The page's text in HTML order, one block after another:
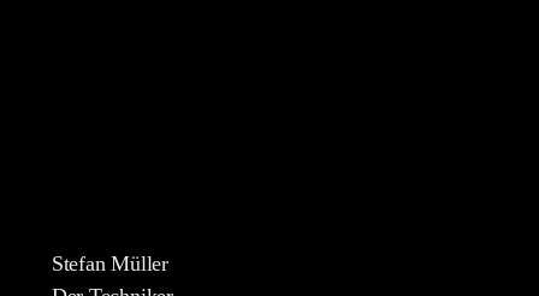
Stefan Müller